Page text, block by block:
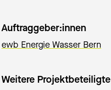
Auftraggeber:innen
ewb Energie Wasser Bern
Weitere Projektbeteiligte